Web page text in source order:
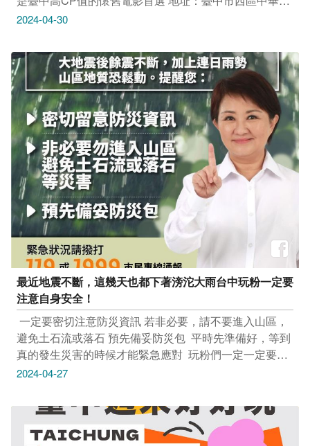
一段1-1號 清水時代影城 位於海線的唯一影城，揮別過去
館－臺中市清水區光復街65號3樓 二館－臺中市清水區中
山路339號2館3F~5F 日日新影城 臺中在地的50年老戲
院，經過整修後也成為熱門電影院之一看完電影還能直接
打包中華路夜市美食 地址：臺中市中區中華路一段58號
中山73影視藝文空間 推薦給喜歡獨立電影的影迷們～～
由老舊建築改建，首座以放映非主流藝術電影的複合式場
館 地址：臺中市中區中山路73號 ‌ 只要
Tag@taichungtravels 就有機會讓你的美照在大玩台中
FB、IG、微博及臺中觀光旅遊網上曝光喔！ ​
#taichungtravels #travel #scenery #Landscape #taiwan
#taichung #discovertaichung #여행 #풍경 #観光 #旅行 #
風景 #台中 #大玩台中 #台中景點 #打卡景點 #台中風景 #
台中旅遊 #全球影城 #清水時代影城 #日日新影城 #中山
73影視藝文空間
2024-04-30
最近地震不斷，這幾天也都下著滂沱大雨台中玩粉一定要
注意自身安全！
​ 一定要密切注意防災資訊 若非必要，請不要進入山區，
避免土石流或落石 預先備妥防災包 ​ 平時先準備好，等到
真的發生災害的時候才能緊急應對 ​ 玩粉們一定一定要注
意喔！希望大家都平平安安 ​ #台中 #台中龍Stay #防災 #
2024-04-27